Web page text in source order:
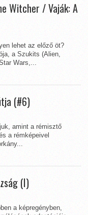
Witcher / Vaják: A
lehet az előző öt?
a Szukits (Alien,
Wars,...
(#6)
amint a rémisztő
a rémképeivel
(I)
a képregényben,